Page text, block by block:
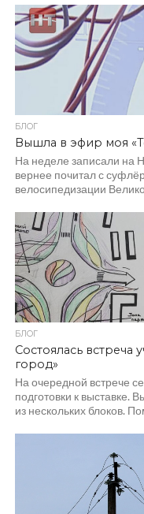
БЛОГ
Вышла в эфир моя
На неделе записали на
вернее почитал с
велосипедизации
БЛОГ
Состоялась встреча
город»
На очередной встрече
подготовки к выставке.
из нескольких блоков.